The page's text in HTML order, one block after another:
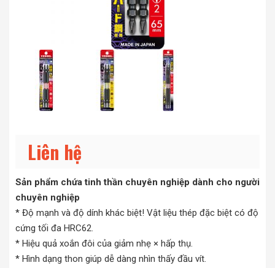
Liên hệ
Sản phẩm chứa tinh thần chuyên nghiệp dành cho người
chuyên nghiệp
* Độ mạnh và độ dính khác biệt! Vật liệu thép đặc biệt có độ
cứng tối đa HRC62.
* Hiệu quả xoắn đôi của giảm nhẹ × hấp thụ.
* Hình dạng thon giúp dễ dàng nhìn thấy đầu vít.